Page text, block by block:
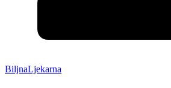
BiljnaLjekarna